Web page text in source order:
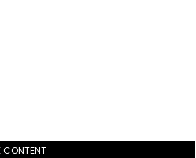
CONTENT